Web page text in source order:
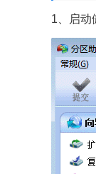
1、启动